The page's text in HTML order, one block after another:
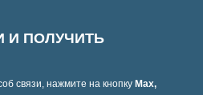
И ПОЛУЧИТЬ
связи, нажмите на кнопку Max,